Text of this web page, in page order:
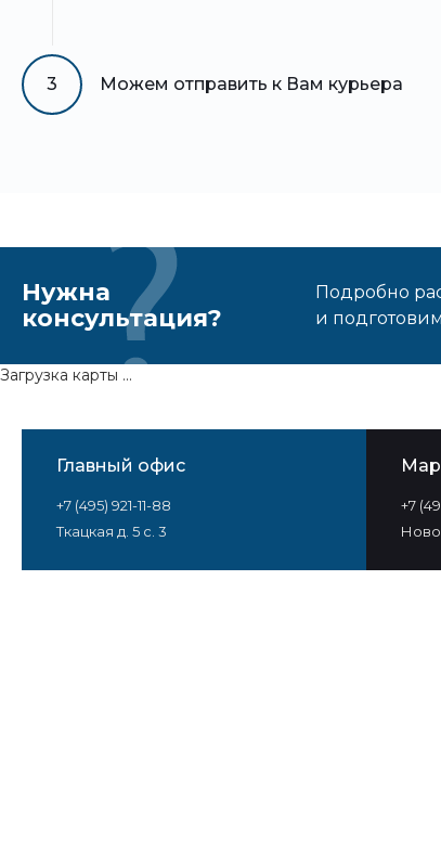
3 Можем отправить к Вам курьера
Нужна
консультация?
Подробно
и
Главный офис
+7 (495) 921-11-88
Ткацкая д. 5 с. 3
+7
Загрузка карты ...